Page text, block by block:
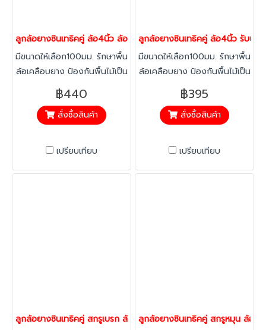
ลูกล้อยางซินเทธิคคู่ ล้อ4นิ้ว ล้อไม่ทำพื้นเป็นรอย รับน้ำหนัก138-207ก
มีขนาดให้เลือก100มม. รักษาพื้น
ล้อเคลือบยาง ป้องกันพื้นไม้เป็น
รอย เคลื่อนที่นุ่มนวล ปลอดภัย
ด้วยระบบเบรคที่ล้อ หยุดการ
เคลื่อนที่ แข็งแรงรับน้ำหนัก
฿440
สั่งซื้อสินค้า
เปรียบเทียบ
ลูกล้อยางซินเทธิคคู่ ล้อ4นิ้ว รับน้ำ
มีขนาดให้เลือก100มม. รักษาพื้น
ล้อเคลือบยาง ป้องกันพื้นไม้เป็น
รอย เคลื่อนที่นุ่มนวล ปลอดภัย
ด้วยระบบเบรคที่ล้อ หยุดการ
เคลื่อนที่ แข็งแรงรับน้ำหนัก
฿395
สั่งซื้อสินค้า
เปรียบเทียบ
ลูกล้อยางซินเทธิคคู่ สกรูเบรก ล้อไม่ทำพื้นเป็นรอย ล้อเก้าอี้ ล้อเฟอร์นิ
ลูกล้อยางซินเทธิคคู่ สกรูหมุน ล้อไม่